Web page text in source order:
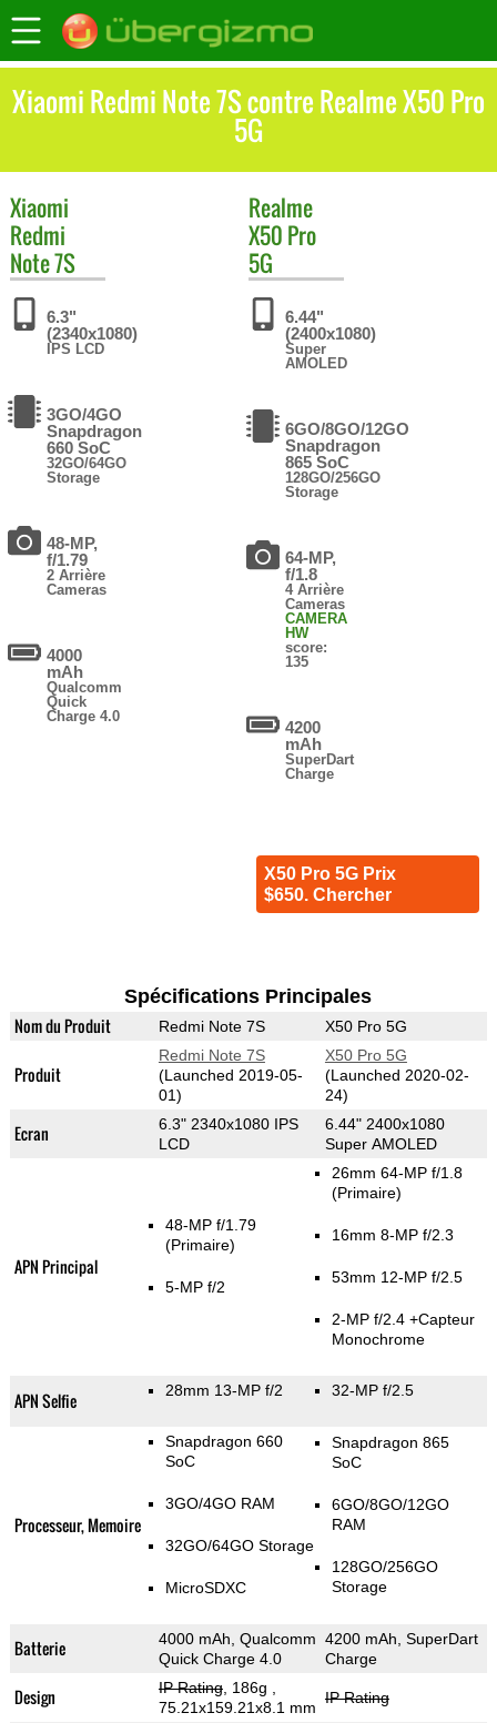
Xiaomi Redmi Note 7S contre Realme X50 Pro
5G
Xiaomi
Redmi
Note 7S
6.3"
(2340x1080)
IPS LCD
3GO/4GO
Snapdragon
660 SoC
32GO/64GO
Storage
48-MP,
f/1.79
2 Arrière
Cameras
4000
mAh
Qualcomm
Quick
Charge 4.0
Realme
X50 Pro
5G
6.44"
(2400x1080)
Super
AMOLED
6GO/8GO/12GO
Snapdragon
865 SoC
128GO/256GO
Storage
64-MP,
f/1.8
4 Arrière
Cameras
CAMERA
HW
score:
135
4200
mAh
SuperDart
Charge
X50 Pro 5G Prix
$650. Chercher
Spécifications Principales
Nom du Produit Redmi Note 7S X50 Pro 5G
Produit
Redmi Note 7S
(Launched 2019-05-
01)
X50 Pro 5G
(Launched 2020-02-
24)
Ecran
6.3" 2340x1080 IPS
LCD
6.44" 2400x1080
Super AMOLED
APN Principal
48-MP f/1.79
(Primaire)
5-MP f/2
26mm 64-MP f/1.8
(Primaire)
16mm 8-MP f/2.3
53mm 12-MP f/2.5
2-MP f/2.4 +Capteur
Monochrome
APN Selfie 28mm 13-MP f/2 32-MP f/2.5
Processeur, Memoire
Snapdragon 660
SoC
3GO/4GO RAM
32GO/64GO Storage
MicroSDXC
Snapdragon 865
SoC
6GO/8GO/12GO
RAM
128GO/256GO
Storage
Batterie
4000 mAh, Qualcomm
Quick Charge 4.0
4200 mAh, SuperDart
Charge
Design IP Rating, 186g
75.21x159.21x8.1 mm
IP Rating